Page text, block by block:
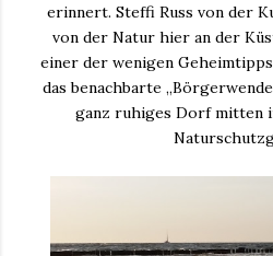
erinnert. Steffi Russ von der
von der Natur hier an der
einer der wenigen
das benachbarte
ganz ruhiges Dorf mitten